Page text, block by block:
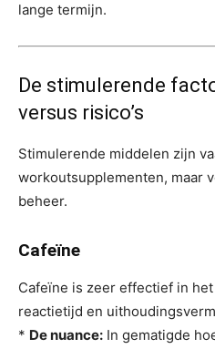
lange termijn.
De stimulerende
versus risico’s
Stimulerende middelen zijn
workoutsupplementen, maar
beheer.
Cafeïne
Cafeïne is zeer effectief in
reactietijd en
* De nuance: In gematigde